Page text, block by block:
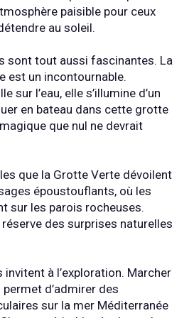
paisible pour ceux
au soleil.
sont tout aussi fascinantes. La
est un incontournable.
sur l’eau, elle s’illumine d’un
en bateau dans cette grotte
que nul ne devrait
que la Grotte Verte dévoilent
époustouflants, où les
sur les parois rocheuses.
réserve des surprises naturelles
à l’exploration. Marcher
d’admirer des
sur la mer Méditerranée